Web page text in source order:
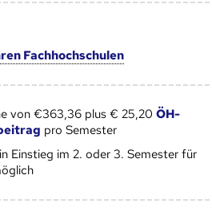
Fachhochschulen
von €363,36 plus € 25,20 ÖH-
pro Semester
Einstieg im 2. oder 3. Semester für